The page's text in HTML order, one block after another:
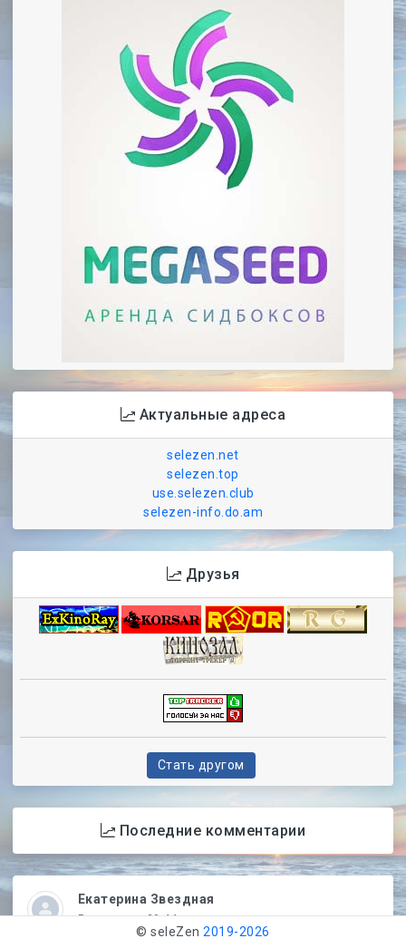
Актуальные адреса
selezen.net
selezen.top
use.selezen.club
selezen-info.do.am
Друзья
Стать другом
Последние комментарии
Екатерина Звездная
В четверг в 20:44
© seleZen2019-2026